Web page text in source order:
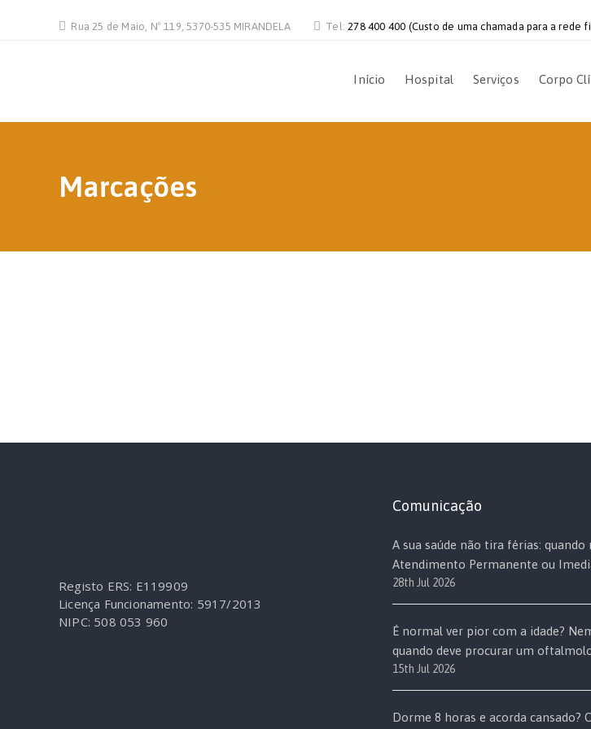
Rua 25 de Maio, Nº 119, 5370-535 MIRANDELA Tel:278 400 400 (Custo de uma chamada para a rede
Início Hospital Serviços Corpo
Marcações
Registo ERS: E119909
Licença Funcionamento: 5917/2013
NIPC: 508 053 960
Comunicação
A sua saúde não tira férias: quando
Atendimento Permanente ou
28th Jul 2026
É normal ver pior com a idade?
quando deve procurar um
15th Jul 2026
Dorme 8 horas e acorda cansado?